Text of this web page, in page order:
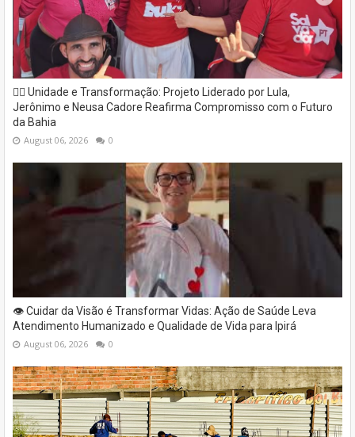
✊🏽 Unidade e Transformação: Projeto Liderado por Lula,
Jerônimo e Neusa Cadore Reafirma Compromisso com o Futuro
da Bahia
August 06, 2026 0
👁️ Cuidar da Visão é Transformar Vidas: Ação de Saúde Leva
Atendimento Humanizado e Qualidade de Vida para Ipirá
August 06, 2026 0